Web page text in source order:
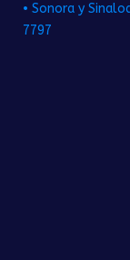
• Sonora y
7797